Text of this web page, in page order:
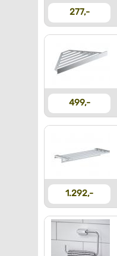
277,-
499,-
1.292,-